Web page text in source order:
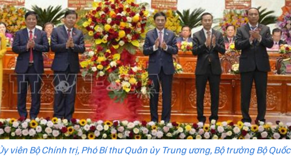
viên Bộ Chính trị, Phó Bí thư Quân ủy Trung ương, Bộ trưởng Bộ Quốc